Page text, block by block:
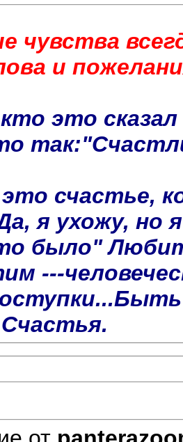
чувства
и
это
счастье,
я ухожу, но
было"
---